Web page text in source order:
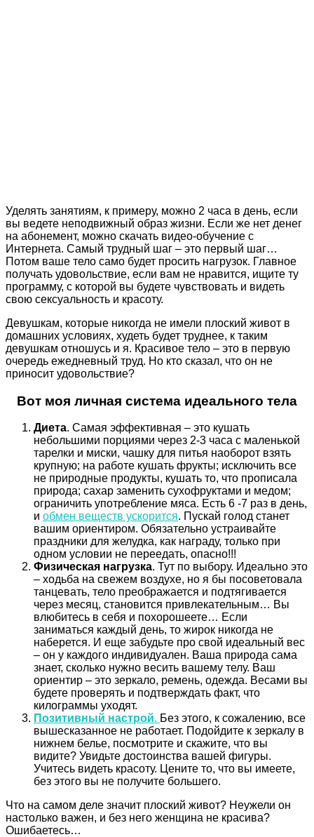
Уделять занятиям, к примеру, можно 2 часа в день, если
вы ведете неподвижный образ жизни. Если же нет денег
на абонемент, можно скачать видео-обучение с
Интернета. Самый трудный шаг – это первый шаг…
Потом ваше тело само будет просить нагрузок. Главное
получать удовольствие, если вам не нравится, ищите ту
программу, с которой вы будете чувствовать и видеть
свою сексуальность и красоту.
Девушкам, которые никогда не имели плоский живот в
домашних условиях, худеть будет труднее, к таким
девушкам отношусь и я. Красивое тело – это в первую
очередь ежедневный труд. Но кто сказал, что он не
приносит удовольствие?
Вот моя личная система идеального тела
Диета. Самая эффективная – это кушать
небольшими порциями через 2-3 часа с маленькой
тарелки и миски, чашку для питья наоборот взять
крупную; на работе кушать фрукты; исключить все
не природные продукты, кушать то, что прописала
природа; сахар заменить сухофруктами и медом;
ограничить употребление мяса. Есть 6 -7 раз в день,
и обмен веществ ускорится. Пускай голод станет
вашим ориентиром. Обязательно устраивайте
праздники для желудка, как награду, только при
одном условии не переедать, опасно!!!
Физическая нагрузка. Тут по выбору. Идеально это
– ходьба на свежем воздухе, но я бы посоветовала
танцевать, тело преображается и подтягивается
через месяц, становится привлекательным… Вы
влюбитесь в себя и похорошеете… Если
заниматься каждый день, то жирок никогда не
наберется. И еще забудьте про свой идеальный вес
– он у каждого индивидуален. Ваша природа сама
знает, сколько нужно весить вашему телу. Ваш
ориентир – это зеркало, ремень, одежда. Весами вы
будете проверять и подтверждать факт, что
килограммы уходят.
Позитивный настрой. Без этого, к сожалению, все
вышесказанное не работает. Подойдите к зеркалу в
нижнем белье, посмотрите и скажите, что вы
видите? Увидьте достоинства вашей фигуры.
Учитесь видеть красоту. Цените то, что вы имеете,
без этого вы не получите большего.
Что на самом деле значит плоский живот? Неужели он
настолько важен, и без него женщина не красива?
Ошибаетесь…